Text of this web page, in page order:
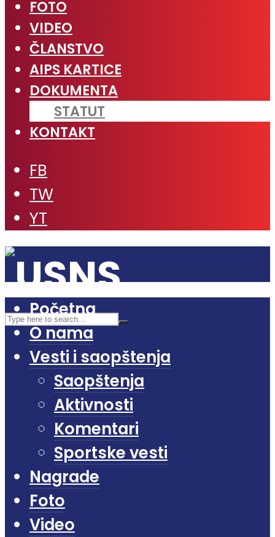
FOTO
VIDEO
ČLANSTVO
AIPS KARTICE
DOKUMENTA
STATUT
KONTAKT
FB
TW
YT
Početna
O nama
Vesti i saopštenja
Saopštenja
Aktivnosti
Komentari
Sportske vesti
Nagrade
Foto
Video